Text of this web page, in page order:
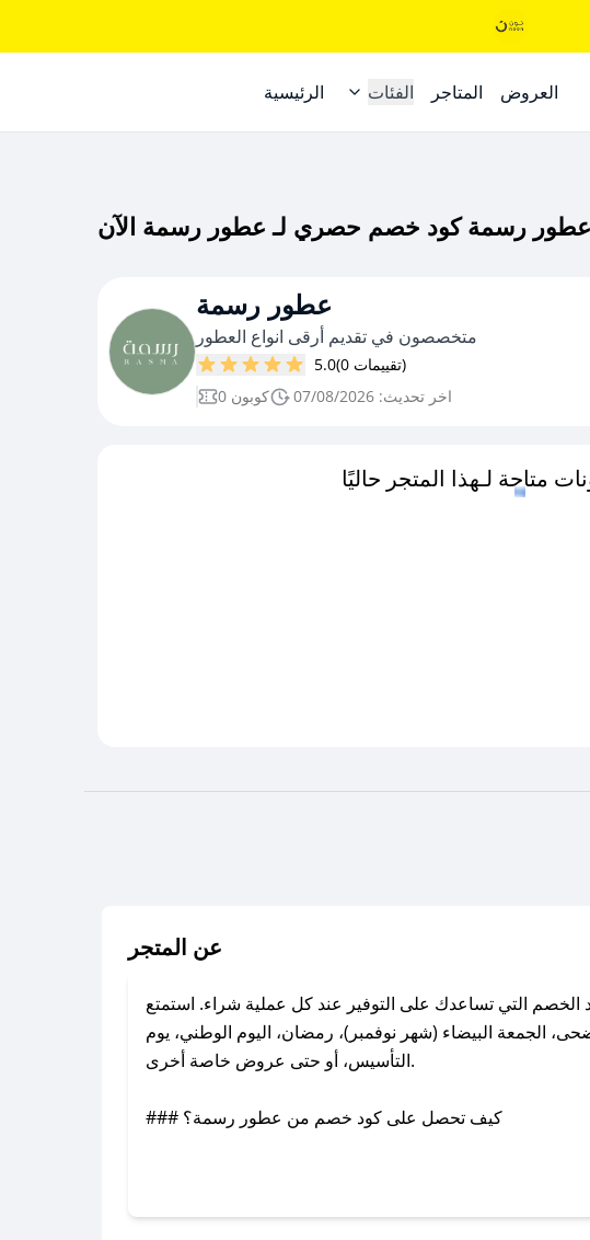
الرئيسية الفئات المتاجر العروض
عطور رسمة
متخصصون في تقديم أرقى انواع العطور
5.0
(0 تقييمات)
0 كوبون
اخر تحديث: 07/08/2026
عن المتجر
التي تساعدك على التوفير عند كل عملية شراء. استمتع
البيضاء (شهر نوفمبر)، رمضان، اليوم الوطني، يوم
التأسيس، أو حتى عروض خاصة أخرى.
### كيف تحصل على كود خصم من عطور رسمة؟
معنا عبر تويتر أو البريد الإلكتروني لإضافته بسرعة.